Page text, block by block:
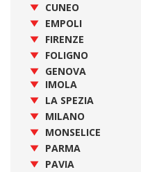
CUNEO
EMPOLI
FIRENZE
FOLIGNO
GENOVA
IMOLA
LA SPEZIA
MILANO
MONSELICE
PARMA
PAVIA